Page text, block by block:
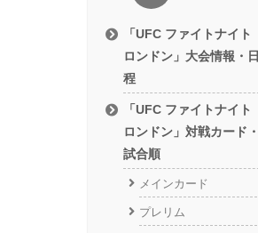
「UFC ファイトナイト
ロンドン」大会情報・日
程
「UFC ファイトナイト
ロンドン」対戦カード・
試合順
メインカード
プレリム